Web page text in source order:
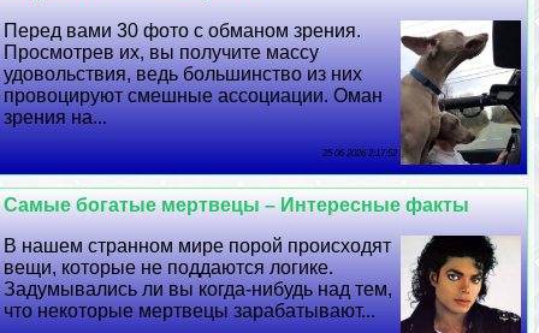
Перед вами 30 фото с обманом зрения.
Просмотрев их, вы получите массу
удовольствия, ведь большинство из них
провоцируют смешные ассоциации. Оман
зрения на...
25 06 2026 2:17:52
Самые богатые мертвецы – Интересные факты
В нашем странном мире порой происходят
вещи, которые не поддаются логике.
Задумывались ли вы когда-нибудь над тем,
что некоторые мертвецы заpaбатывают...